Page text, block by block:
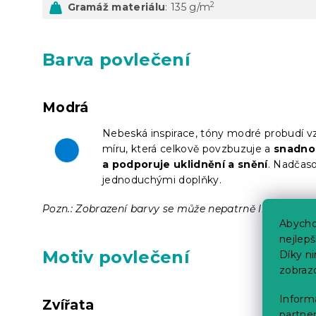
Díky
Gramáž materiálu: 135 g/m2
Barva povlečení
Modrá
Nebeská inspirace, tóny modré probudí
míru, která celkově povzbuzuje a
a podporuje uklidnění a snění.
jednoduchými doplňky.
Pozn.: Zobrazení barvy se může nepatrně lišit od
Motiv povlečení
Zvířata